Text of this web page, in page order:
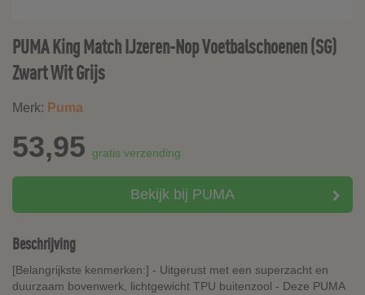
PUMA King Match IJzeren-Nop Voetbalschoenen (SG)
Zwart Wit Grijs
Merk: Puma
53,95 gratis verzending
Bekijk bij PUMA
Beschrijving
[Belangrijkste kenmerken:] - Uitgerust met een superzacht en
duurzaam bovenwerk, lichtgewicht TPU buitenzool - Deze PUMA